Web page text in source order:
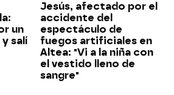
un
salí
Jesús, afectado por el
accidente del
espectáculo de
fuegos artificiales en
Altea: "Vi a la niña con
el vestido lleno de
sangre"